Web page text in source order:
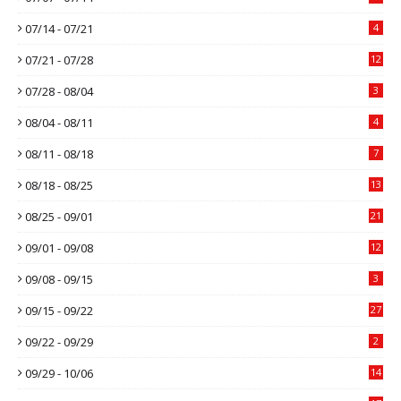
07/14 - 07/21 4
07/21 - 07/28 12
07/28 - 08/04 3
08/04 - 08/11 4
08/11 - 08/18 7
08/18 - 08/25 13
08/25 - 09/01 21
09/01 - 09/08 12
09/08 - 09/15 3
09/15 - 09/22 27
09/22 - 09/29 2
09/29 - 10/06 14